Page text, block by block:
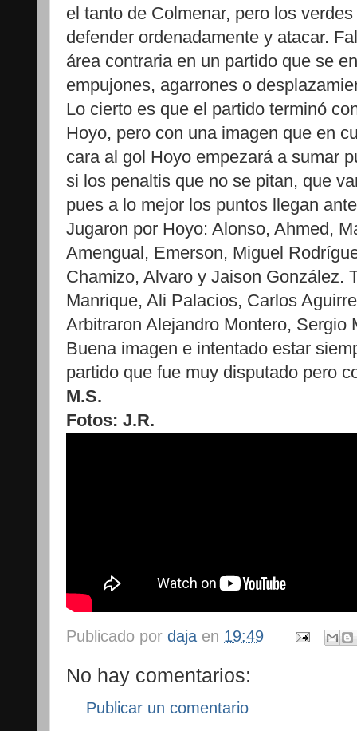
el tanto de Colmenar, pero los
defender ordenadamente y atacar.
área contraria en un partido que se
empujones, agarrones o
Lo cierto es que el partido terminó
Hoyo, pero con una imagen que en
cara al gol Hoyo empezará a sumar
si los penaltis que no se pitan, que
pues a lo mejor los puntos llegan
Jugaron por Hoyo: Alonso, Ahmed,
Amengual, Emerson, Miguel
Chamizo, Alvaro y Jaison González.
Manrique, Ali Palacios, Carlos
Arbitraron Alejandro Montero, Sergio
Buena imagen e intentado estar
partido que fue muy disputado pero
M.S.
Fotos: J.R.
Publicado por daja en 19:49
No hay comentarios:
Publicar un comentario